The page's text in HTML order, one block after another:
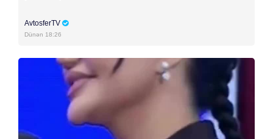
AvtosferTV
Dünən 18:26